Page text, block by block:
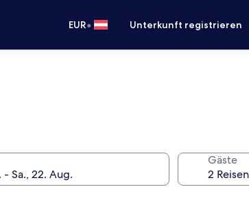
EUR• Unterkunft registrieren
Gäste